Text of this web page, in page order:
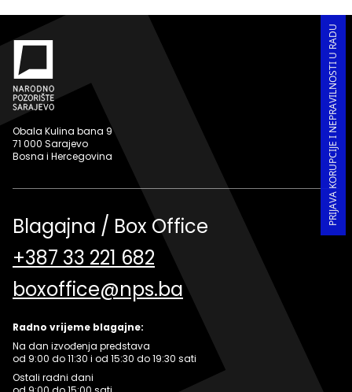
PRIJAVA KORUPCIJE I NEPRAVILNOSTI U RADU
Obala Kulina bana 9
71 000 Sarajevo
Bosna i Hercegovina
Blagajna / Box Office
+387 33 221 682
boxoffice@nps.ba
Radno vrijeme blagajne:
Na dan izvođenja predstava
od 9:00 do 11:30 i od 15:30 do 19:30 sati
Ostali radni dani